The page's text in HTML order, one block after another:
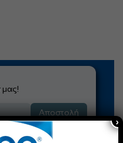
μας!
Αποστολή
×